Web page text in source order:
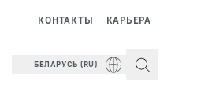
КАРЬЕРА
КОНТАКТЫ
БЕЛАРУСЬ (RU)